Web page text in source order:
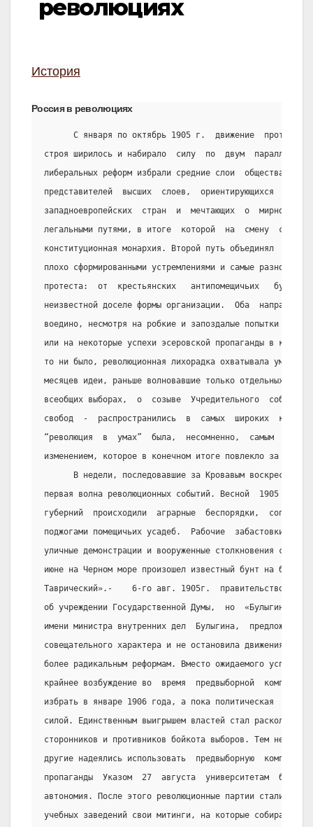
революциях
История
Россия в революциях
С января по октябрь 1905 г.  движение  протеста
строя ширилось и набирало  силу  по  двум
либеральных реформ избрали средние слои  общества,
представителей  высших  слоев,  ориентирующихся   на
западноевропейских  стран  и  мечтающих  о  мирной
легальными путями, в итоге  которой  на  смену
конституционная монархия. Второй путь объединял
плохо сформированными устремлениями и самые
протеста:  от  крестьянских   антипомещичьих
неизвестной доселе формы организации.  Оба
воедино, несмотря на робкие и запоздалые попытки
или на некоторые успехи эсеровской пропаганды в
то ни было, революционная лихорадка охватывала умы:
месяцев идеи, раньше волновавшие только отдельных
всеобщих выборах,  о  созыве  Учредительного
свобод  -  распространились  в  самых  широких  кругах
“революция  в  умах”  была,  несомненно,  самым
изменением, которое в конечном итоге повлекло за
В недели, последовавшие за Кровавым
первая волна революционных событий. Весной  1905
губерний  происходили  аграрные  беспорядки,
поджогами помещичьих усадеб.  Рабочие  забастовки  в
уличные демонстрации и вооруженные столкновения с
июне на Черном море произошел известный бунт на
Таврический».-    6-го авг. 1905г.  правительство
об учреждении Государственной Думы,  но
имени министра внутренних дел  Булыгина,
совещательного характера и не остановила движения,
более радикальным реформам. Вместо ожидаемого
крайнее возбуждение во  время  предвыборной  компании.
избрать в январе 1906 года, а пока политическая
силой. Единственным выигрышем властей стал раскол
сторонников и противников бойкота выборов. Тем не
другие надеялись использовать  предвыборную
пропаганды  Указом  27  августа  университетам  была
автономия. После этого революционные партии стали
учебных заведений свои митинги, на которые собирались